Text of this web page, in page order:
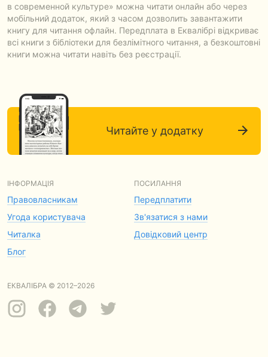
в современной культуре» можна читати онлайн або через
мобільний додаток, який з часом дозволить завантажити
книгу для читання офлайн. Передплата в Еквалібрі відкриває
всі книги з бібліотеки для безлімітного читання, а безкоштовні
книги можна читати навіть без реєстрації.
Читайте у додатку
ІНФОРМАЦІЯ
Правовласникам
Угода користувача
Читалка
Блог
ПОСИЛАННЯ
Передплатити
Зв'язатися з нами
Довідковий центр
ЕКВАЛІБРА © 2012–2026